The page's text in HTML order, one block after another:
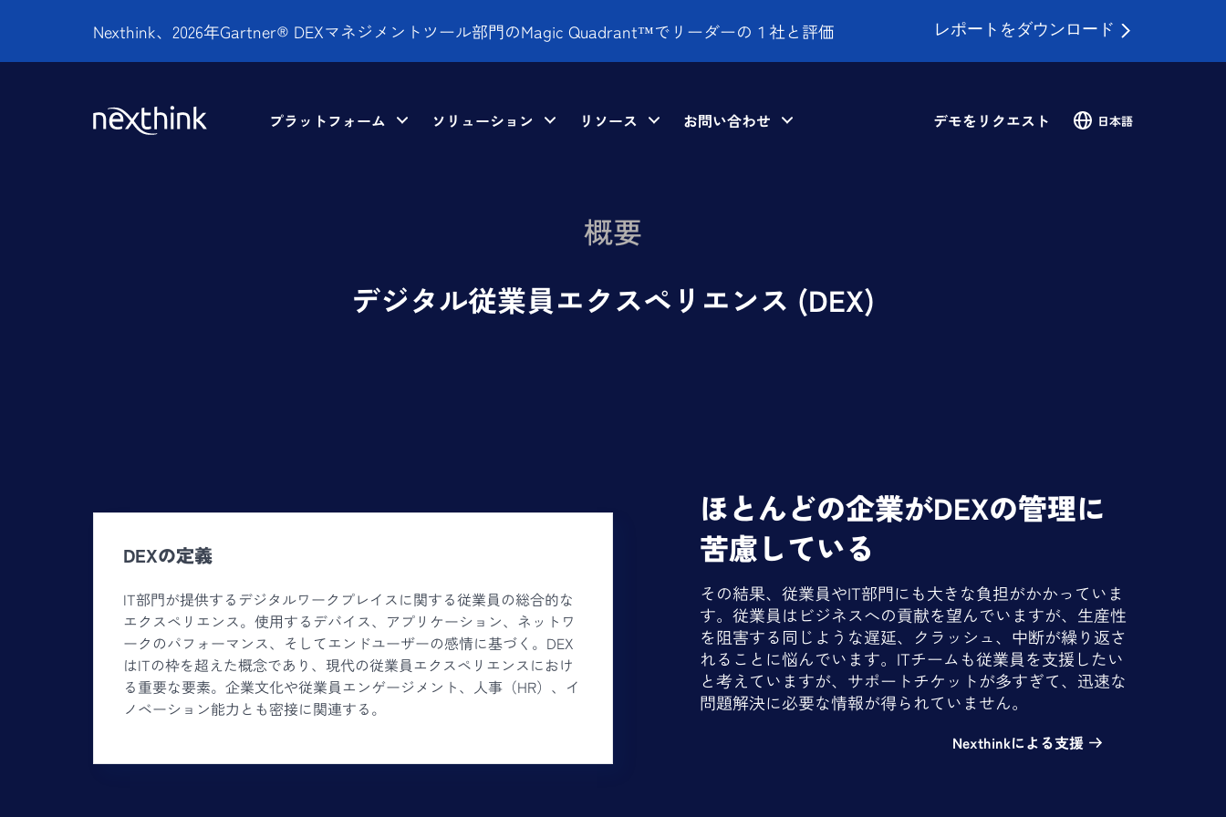
Nexthink、2026年Gartner® DEXマネジメントツール部門のMagic Quadrant™でリーダーの１社と評価 レポートをダウンロード
プラットフォーム ソリューション リソース お問い合わせ デモをリクエスト 日本語
概要
デジタル従業員エクスペリエンス (DEX)
DEXの定義
IT部門が提供するデジタルワークプレイスに関する従業員の総合的な
エクスペリエンス。使用するデバイス、アプリケーション、ネットワ
ークのパフォーマンス、そしてエンドユーザーの感情に基づく。DEX
はITの枠を超えた概念であり、現代の従業員エクスペリエンスにおけ
る重要な要素。企業文化や従業員エンゲージメント、人事（HR）、イ
ノベーション能力とも密接に関連する。
ほとんどの企業がDEXの管理に
苦慮している
その結果、従業員やIT部門にも大きな負担がかかっていま
す。従業員はビジネスへの貢献を望んでいますが、生産性
を阻害する同じような遅延、クラッシュ、中断が繰り返さ
れることに悩んでいます。ITチームも従業員を支援したい
と考えていますが、サポートチケットが多すぎて、迅速な
問題解決に必要な情報が得られていません。
Nexthinkによる支援